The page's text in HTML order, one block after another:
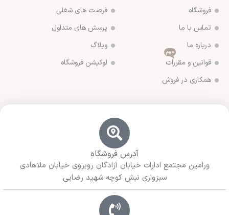
فروشگاه
تماس با ما
درباره ما
قوانین و مقررات
مهم
همکاری در فروش
فرصت های شغلی
پرسش های متداول
وبلاگ
لوکیشن فروشگاه
آدرس فروشگاه
ورامین مجتمع ادارات خیابان آزادگان روبروی خیابان ملاهادی
سبزواری نبش کوچه شهید رضایی